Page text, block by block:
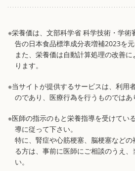
※栄養価は、文部科学省 科学技術・学術
告の日本食品標準成分表増補2023を元
また、栄養価は自動計算処理の改善
ります。
※当サイトが提供するサービスは、利用
のであり、医療行為を行うものではあ
※医師の指示のもと栄養指導を受けてい
導に従って下さい。
特に、腎症や心筋梗塞、脳梗塞など
る方は、事前に医師にご相談のうえ
い。